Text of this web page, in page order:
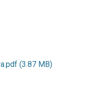
(3.87 MB)